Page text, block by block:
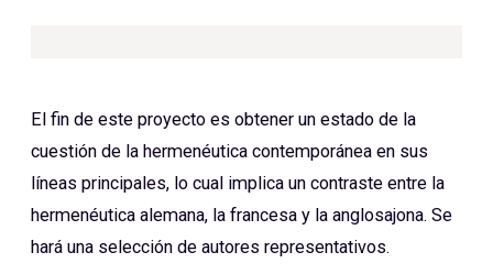
El fin de este proyecto es obtener un estado de la
cuestión de la hermenéutica contemporánea en sus
líneas principales, lo cual implica un contraste entre la
hermenéutica alemana, la francesa y la anglosajona. Se
hará una selección de autores representativos.